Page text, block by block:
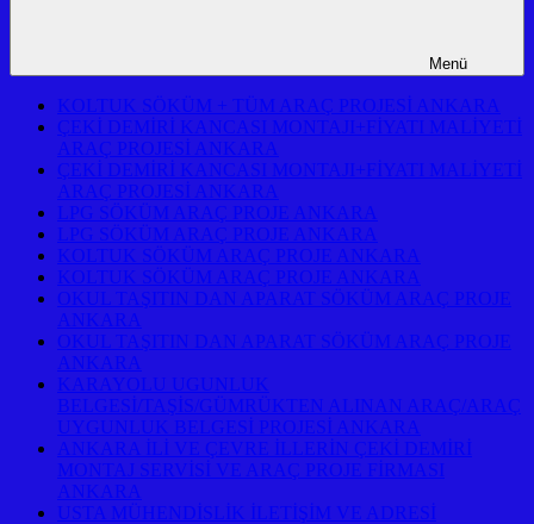
Menü
KOLTUK SÖKÜM + TÜM ARAÇ PROJESİ ANKARA
ÇEKİ DEMİRİ KANCASI MONTAJI+FİYATI MALİYETİ
ARAÇ PROJESİ ANKARA
ÇEKİ DEMİRİ KANCASI MONTAJI+FİYATI MALİYETİ
ARAÇ PROJESİ ANKARA
LPG SÖKÜM ARAÇ PROJE ANKARA
LPG SÖKÜM ARAÇ PROJE ANKARA
KOLTUK SÖKÜM ARAÇ PROJE ANKARA
KOLTUK SÖKÜM ARAÇ PROJE ANKARA
OKUL TAŞITIN DAN APARAT SÖKÜM ARAÇ PROJE
ANKARA
OKUL TAŞITIN DAN APARAT SÖKÜM ARAÇ PROJE
ANKARA
KARAYOLU UGUNLUK
BELGESİ/TAŞİS/GÜMRÜKTEN ALINAN ARAÇ/ARAÇ
UYGUNLUK BELGESİ PROJESİ ANKARA
ANKARA İLİ VE ÇEVRE İLLERİN ÇEKİ DEMİRİ
MONTAJ SERVİSİ VE ARAÇ PROJE FİRMASI
ANKARA
USTA MÜHENDİSLİK İLETİŞİM VE ADRESİ